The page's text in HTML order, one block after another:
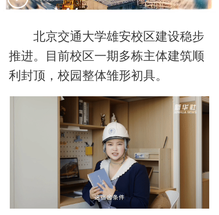
北京交通大学雄安校区建设稳步
推进。目前校区一期多栋主体建筑顺
利封顶，校园整体雏形初具。